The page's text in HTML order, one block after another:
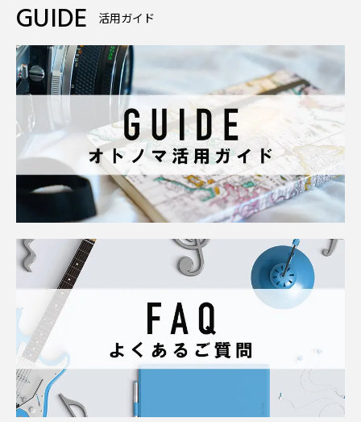
GUIDE 活用ガイド